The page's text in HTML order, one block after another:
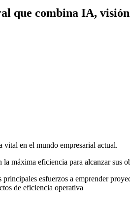
que combina IA,
en el mundo empresarial actual.
máxima eficiencia para alcanzar sus
esfuerzos a emprender
de eficiencia operativa